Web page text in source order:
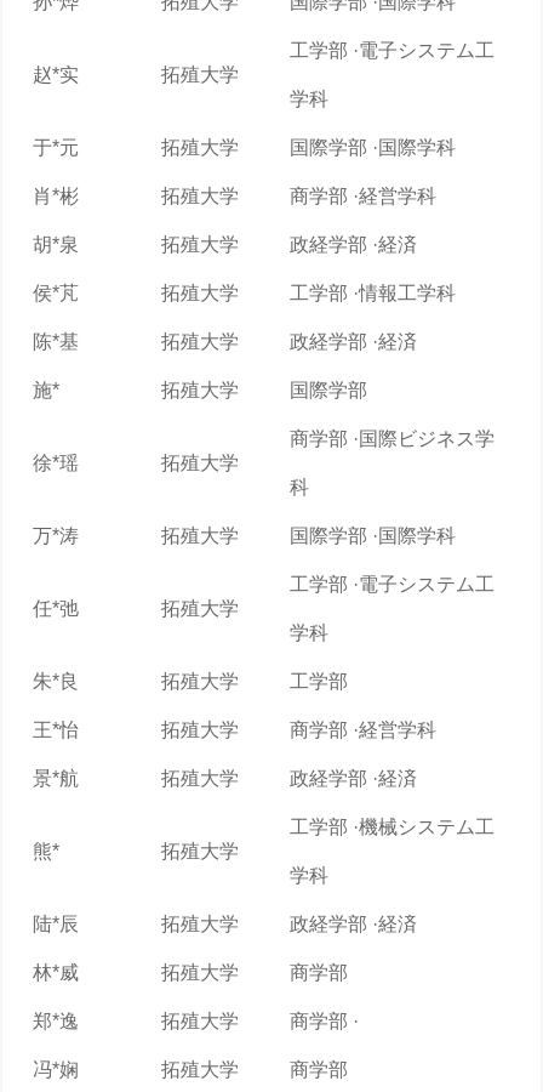
赵*实 拓殖大学
工学部 ·電子システム工
学科
于*元 拓殖大学 国際学部 ·国際学科
肖*彬 拓殖大学 商学部 ·経営学科
胡*泉 拓殖大学 政経学部 ·経済
侯*芃 拓殖大学 工学部 ·情報工学科
陈*基 拓殖大学 政経学部 ·経済
施* 拓殖大学 国際学部
徐*瑶 拓殖大学
商学部 ·国際ビジネス学
科
万*涛 拓殖大学 国際学部 ·国際学科
任*弛 拓殖大学
工学部 ·電子システム工
学科
朱*良 拓殖大学 工学部
王*怡 拓殖大学 商学部 ·経営学科
景*航 拓殖大学 政経学部 ·経済
熊* 拓殖大学
工学部 ·機械システム工
学科
陆*辰 拓殖大学 政経学部 ·経済
林*威 拓殖大学 商学部
郑*逸 拓殖大学 商学部 ·
冯*娴 拓殖大学 商学部